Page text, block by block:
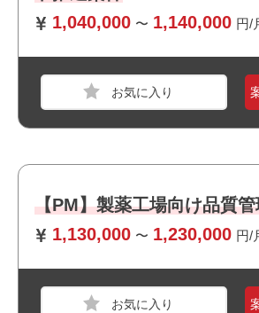
1,040,000 〜 1,140,000 円/
【PM】製薬工場向け品質
1,130,000 〜 1,230,000 円/
必須スキル
・業務可視化の実務経験（業務プロセス
・パワートレインまたは制御開発に関
・上流工程に携われます
・大手企業の案件です
・長期就業が見込める案件です
職種
PM
業界
医療・福祉
スキル
Java,Swift
必須スキル